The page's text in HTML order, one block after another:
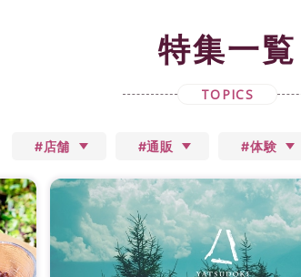
特集一覧
TOPICS
#店舗 #通販 #体験